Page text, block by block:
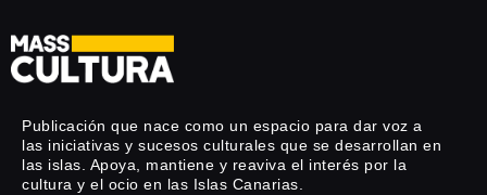
Publicación que nace como un espacio para dar voz a
las iniciativas y sucesos culturales que se desarrollan en
las islas. Apoya, mantiene y reaviva el interés por la
cultura y el ocio en las Islas Canarias.